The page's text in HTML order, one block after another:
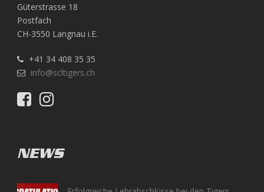
Güterstrasse 18
Postfach
CH-3550 Langnau i.E.
+41 34 408 35 35
info@scltigers.ch
NEWS